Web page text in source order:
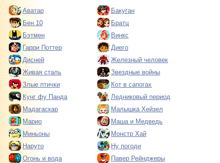
Аватар
Бакуган
Бен 10
Братц
Бэтмен
Винкс
Гарри Поттер
Диего
Дисней
Железный человек
Живая сталь
Звездные войны
Злые птички
Кот в сапогах
Кунг фу Панда
Ледниковый период
Мадагаскар
Малышка Хейзел
Марио
Маша и Медведь
Миньоны
Монстр Хай
Наруто
Ну погоди
Огонь и вода
Павер Рейнджеры